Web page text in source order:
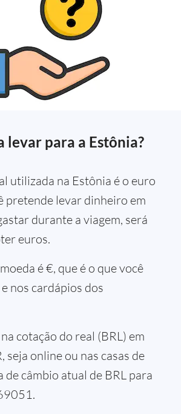
levar para a Estônia?
utilizada na Estônia é o euro
pretende levar dinheiro em
durante a viagem, será
euros.
é €, que é o que você
nos cardápios dos
cotação do real (BRL) em
seja online ou nas casas de
de câmbio atual de BRL para